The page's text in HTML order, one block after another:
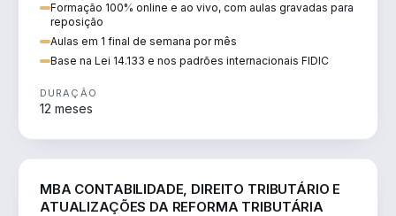
Formação 100% online e ao vivo, com aulas gravadas para
reposição
Aulas em 1 final de semana por mês
Base na Lei 14.133 e nos padrões internacionais FIDIC
DURAÇÃO
12 meses
MBA CONTABILIDADE, DIREITO TRIBUTÁRIO E
ATUALIZAÇÕES DA REFORMA TRIBUTÁRIA